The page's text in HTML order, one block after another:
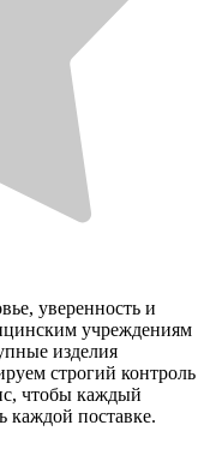
уверенность и
учреждениям
изделия
строгий контроль
чтобы каждый
каждой поставке.